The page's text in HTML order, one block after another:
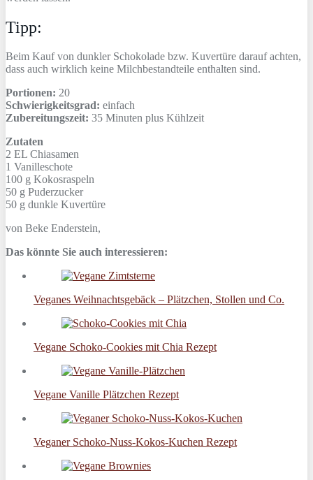
Tipp:
Beim Kauf von dunkler Schokolade bzw. Kuvertüre darauf achten,
dass auch wirklich keine Milchbestandteile enthalten sind.
Portionen: 20
Schwierigkeitsgrad: einfach
Zubereitungszeit: 35 Minuten plus Kühlzeit
Zutaten
2 EL Chiasamen
1 Vanilleschote
100 g Kokosraspeln
50 g Puderzucker
50 g dunkle Kuvertüre
von Beke Enderstein,
Das könnte Sie auch interessieren:
Veganes Weihnachtsgebäck – Plätzchen, Stollen und Co.
Vegane Schoko-Cookies mit Chia Rezept
Vegane Vanille Plätzchen Rezept
Veganer Schoko-Nuss-Kokos-Kuchen Rezept